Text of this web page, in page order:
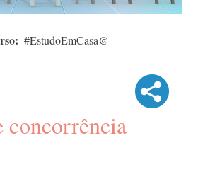
#EstudoEmCasa@
concorrência